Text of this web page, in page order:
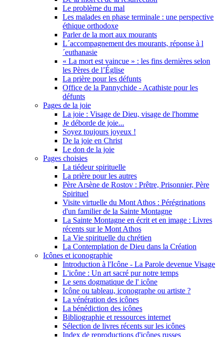
Le problème du mal
Les malades en phase terminale : une perspective
éthique orthodoxe
Parler de la mort aux mourants
L´accompagnement des mourants, réponse à l
´euthanasie
« La mort est vaincue » : les fins dernières selon
les Pères de l’Église
La prière pour les défunts
Office de la Pannychide - Acathiste pour les
défunts
Pages de la joie
La joie : Visage de Dieu, visage de l'homme
Je déborde de joie...
Soyez toujours joyeux !
De la joie en Christ
Le don de la joie
Pages choisies
La tiédeur spirituelle
La prière pour les autres
Père Arsène de Rostov : Prêtre, Prisonnier, Père
Spirituel
Visite virtuelle du Mont Athos : Pérégrinations
d'un familier de la Sainte Montagne
La Sainte Montagne en écrit et en image : Livres
récents sur le Mont Athos
La Vie spirituelle du chrétien
La Contemplation de Dieu dans la Création
Icônes et iconographie
Introduction à l'Icône - La Parole devenue Visage
L'icône : Un art sacré pur notre temps
Le sens dogmatique de l' icône
Icône ou tableau, iconographe ou artiste ?
La vénération des icônes
La bénédiction des icônes
Bibliographie et ressources internet
Sélection de livres récents sur les icônes
Index de reproductions d'icônes russes